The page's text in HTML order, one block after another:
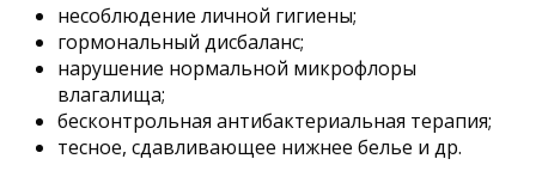
несоблюдение личной гигиены;
гормональный дисбаланс;
нарушение нормальной микрофлоры
влагалища;
бесконтрольная антибактериальная терапия;
тесное, сдавливающее нижнее белье и др.